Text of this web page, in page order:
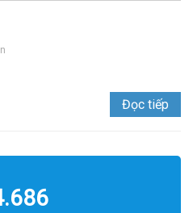
Đọc tiếp